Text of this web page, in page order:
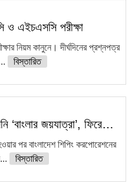
ও এইচএসসি পরীক্ষা
নিয়ম কানুনে। দীর্ঘদিনের প্রশ্নপত্র
বিস্তারিত
‘বাংলার জয়যাত্রা’, ফিরে…
পর বাংলাদেশ শিপিং করপোরেশনের
বিস্তারিত